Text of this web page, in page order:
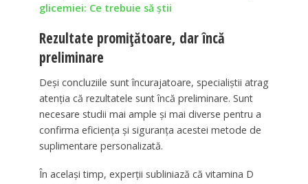
glicemiei: Ce trebuie să știi
Rezultate promițătoare, dar încă
preliminare
Deși concluziile sunt încurajatoare, specialiștii atrag
atenția că rezultatele sunt încă preliminare. Sunt
necesare studii mai ample și mai diverse pentru a
confirma eficiența și siguranța acestei metode de
suplimentare personalizată.
În același timp, experții subliniază că vitamina D